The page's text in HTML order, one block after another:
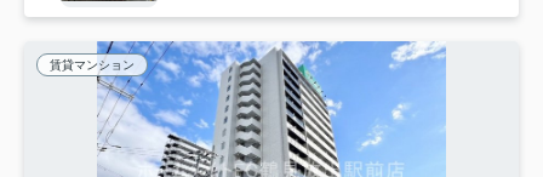
賃貸マンション